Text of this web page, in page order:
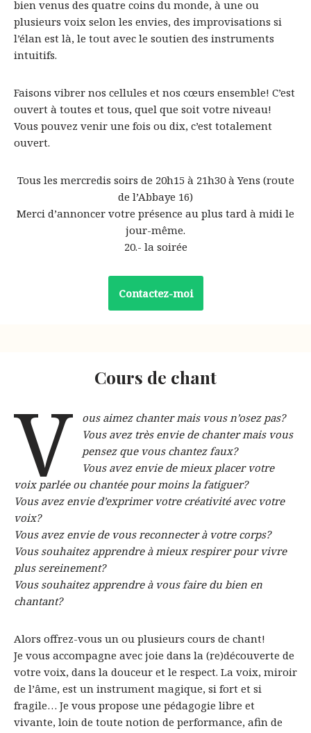
bien venus des quatre coins du monde, à une ou
plusieurs voix selon les envies, des improvisations si
l’élan est là, le tout avec le soutien des instruments
intuitifs.
Faisons vibrer nos cellules et nos cœurs ensemble! C’est
ouvert à toutes et tous, quel que soit votre niveau!
Vous pouvez venir une fois ou dix, c’est totalement
ouvert.
Tous les mercredis soirs de 20h15 à 21h30 à Yens (route
de l’Abbaye 16)
Merci d’annoncer votre présence au plus tard à midi le
jour-même.
20.- la soirée
Contactez-moi
Cours de chant
V
ous aimez chanter mais vous n’osez pas?
Vous avez très envie de chanter mais vous
pensez que vous chantez faux?
Vous avez envie de mieux placer votre
voix parlée ou chantée pour moins la fatiguer?
Vous avez envie d’exprimer votre créativité avec votre
voix?
Vous avez envie de vous reconnecter à votre corps?
Vous souhaitez apprendre à mieux respirer pour vivre
plus sereinement?
Vous souhaitez apprendre à vous faire du bien en
chantant?
Alors offrez-vous un ou plusieurs cours de chant!
Je vous accompagne avec joie dans la (re)découverte de
votre voix, dans la douceur et le respect. La voix, miroir
de l’âme, est un instrument magique, si fort et si
fragile… Je vous propose une pédagogie libre et
vivante, loin de toute notion de performance, afin de